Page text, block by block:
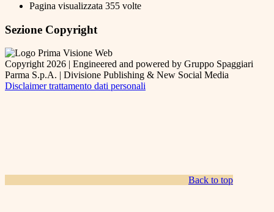
Pagina visualizzata 355 volte
Sezione Copyright
Copyright 2026 | Engineered and powered by Gruppo Spaggiari
Parma S.p.A. | Divisione Publishing & New Social Media
Disclaimer trattamento dati personali
Back to top